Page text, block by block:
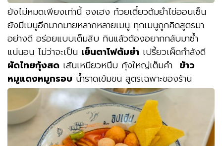
ยังไม่หมดเพียงเท่านี้ จงเฮง ก๋วยเตี๋ยวต้มยำไข่ออนเซ็น
ยังมีเมนูอีกมากมายหลากหลายเมนู ทุกเมนูถูกคิดสูตรมา
อย่างดี อร่อยแบบเต็มสิบ กินแล้วต้องอยากกลับมาซ้ำ
แน่นอน ไม่ว่าจะเป็น เย็นตาโฟต้มยำ เปรี้ยวเผ็ดกำลังดี
ผัดไทยกุ้งสด เส้นเหนียวหนึบ กุ้งใหญ่เต็มคำ ข้าว
หมูแดงหมูกรอบ น้ำราดเข้มขน สูตรเฉพาะของร้าน